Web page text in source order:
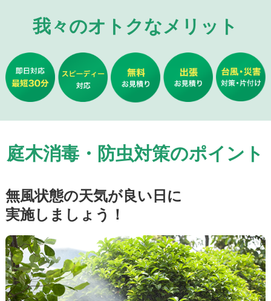
我々のオトクなメリット
庭木消毒・防虫対策のポイント
無風状態の天気が良い日に
実施しましょう！